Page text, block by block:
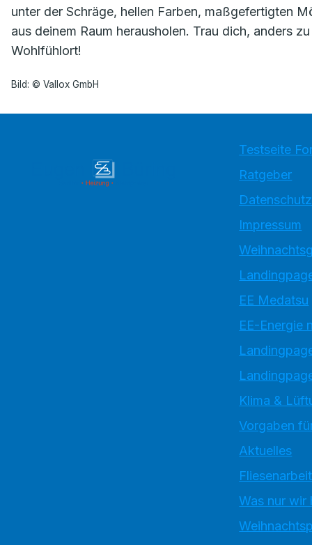
unter der Schräge, hellen Farben, maßgefertigten
aus deinem Raum herausholen. Trau dich, anders
Wohlfühlort!
Bild: © Vallox GmbH
Testseite
Ratgeber
Impressum
EE Medatsu
EE-Energie
Klima &
Vorgaben
Aktuelles
Was nur wir